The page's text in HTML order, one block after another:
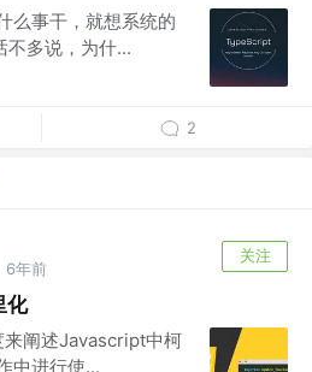
么事干，就想系统的
多说，为什...
2
6年前
关注
化
来阐述Javascript中柯
中进行使...